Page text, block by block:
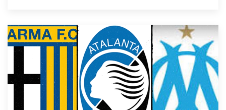
Asllani
dell’Inter
a
centrocampo